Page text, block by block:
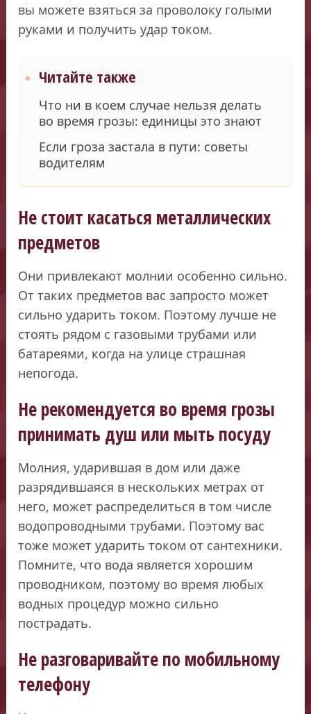
вы можете взяться за проволоку голыми
руками и получить удар током.
Читайте также
Что ни в коем случае нельзя делать
во время грозы: единицы это знают
Если гроза застала в пути: советы
водителям
Не стоит касаться металлических
предметов
Они привлекают молнии особенно сильно.
От таких предметов вас запросто может
сильно ударить током. Поэтому лучше не
стоять рядом с газовыми трубами или
батареями, когда на улице страшная
непогода.
Не рекомендуется во время грозы
принимать душ или мыть посуду
Молния, ударившая в дом или даже
разрядившаяся в нескольких метрах от
него, может распределиться в том числе
водопроводными трубами. Поэтому вас
тоже может ударить током от сантехники.
Помните, что вода является хорошим
проводником, поэтому во время любых
водных процедур можно сильно
пострадать.
Не разговаривайте по мобильному
телефону